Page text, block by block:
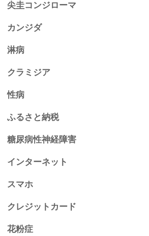
尖圭コンジローマ
カンジダ
淋病
クラミジア
性病
ふるさと納税
糖尿病性神経障害
インターネット
スマホ
クレジットカード
花粉症